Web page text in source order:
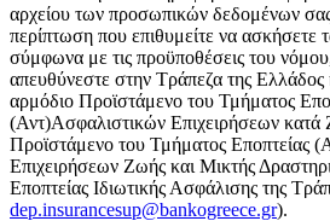
αρχείου των προσωπικών δεδομένων
περίπτωση που επιθυμείτε να ασκήσετε
σύμφωνα με τις προϋποθέσεις του
απευθύνεστε στην Τράπεζα της Ελλάδος
αρμόδιο Προϊστάμενο του Τμήματος
(Αντ)Ασφαλιστικών Επιχειρήσεων κατά
Προϊστάμενο του Τμήματος Εποπτείας
Επιχειρήσεων Ζωής και Μικτής
Εποπτείας Ιδιωτικής Ασφάλισης της
dep.insurancesup@bankogreece.gr).